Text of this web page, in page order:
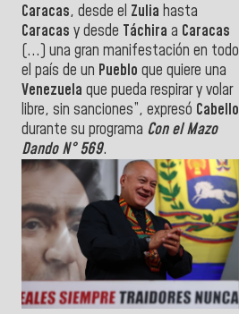
Caracas, desde el Zulia hasta
Caracas y desde Táchira a Caracas
(...) una gran manifestación en todo
el país de un Pueblo que quiere una
Venezuela que pueda respirar y volar
libre, sin sanciones”, expresó Cabello
durante su programa Con el Mazo
Dando N° 569.